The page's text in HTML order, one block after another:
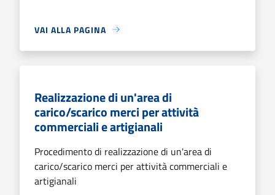
VAI ALLA PAGINA
Realizzazione di un'area di
carico/scarico merci per attività
commerciali e artigianali
Procedimento di realizzazione di un'area di
carico/scarico merci per attività commerciali e
artigianali